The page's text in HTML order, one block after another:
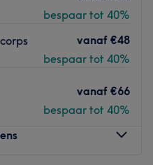
bespaar tot 40%
vanaf €48
bespaar tot 40%
vanaf €66
bespaar tot 40%